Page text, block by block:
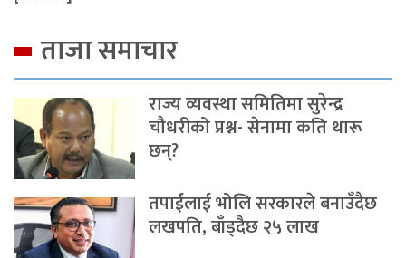
ताजा समाचार
राज्य व्यवस्था समितिमा सुरेन्द्र
चौधरीको प्रश्न- सेनामा कति थारू
छन्?
तपाईंलाई भोलि सरकारले बनाउँदैछ
लखपति, बाँड्दैछ २५ लाख